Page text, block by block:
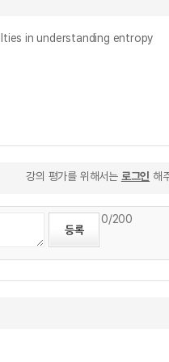
in understanding entropy
강의 평가를 위해서는 로그인 해
0/200